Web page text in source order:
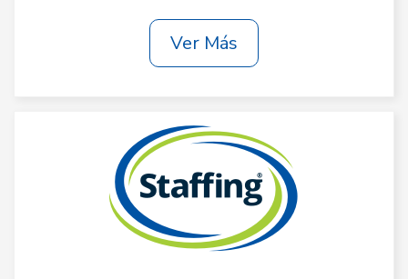
Ver Más